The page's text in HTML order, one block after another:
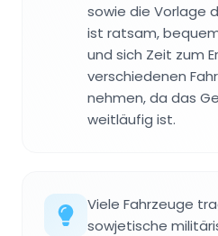
sowie die Vorlage
ist ratsam,
und sich Zeit zum
verschiedenen
nehmen, da das
weitläufig ist.
Viele Fahrzeuge
sowjetische